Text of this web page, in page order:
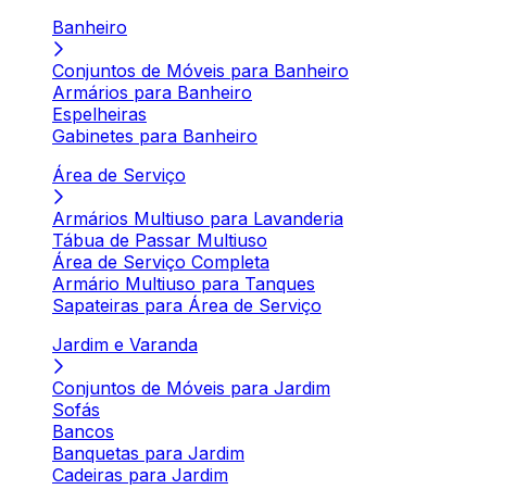
Banheiro
Conjuntos de Móveis para Banheiro
Armários para Banheiro
Espelheiras
Gabinetes para Banheiro
Área de Serviço
Armários Multiuso para Lavanderia
Tábua de Passar Multiuso
Área de Serviço Completa
Armário Multiuso para Tanques
Sapateiras para Área de Serviço
Jardim e Varanda
Conjuntos de Móveis para Jardim
Sofás
Bancos
Banquetas para Jardim
Cadeiras para Jardim